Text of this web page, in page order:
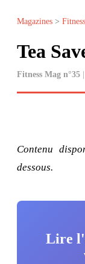
Magazines >
Tea
Fitness Mag n°35
Contenu
dessous.
Lire